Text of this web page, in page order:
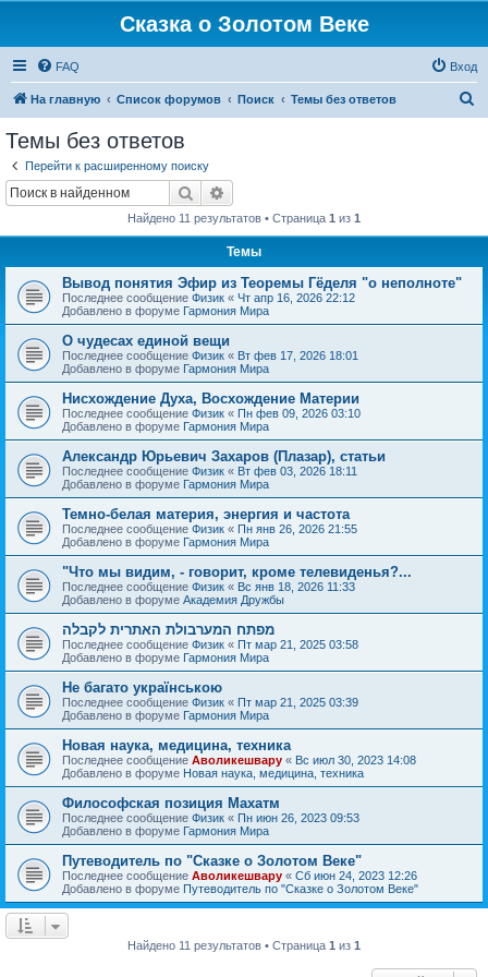
Сказка о Золотом Веке
FAQ Вход
На главную Список форумов Поиск Темы без ответов
Темы без ответов
Перейти к расширенному поиску
Поиск
Найдено 11 результатов • Страница 1 из 1
Темы
Вывод понятия Эфир из Теоремы Гёделя "о неполноте"
Последнее сообщение Физик « Чт апр 16, 2026 22:12
Добавлено в форуме Гармония Мира
О чудесах единой вещи
Последнее сообщение Физик « Вт фев 17, 2026 18:01
Добавлено в форуме Гармония Мира
Нисхождение Духа, Восхождение Материи
Последнее сообщение Физик « Пн фев 09, 2026 03:10
Добавлено в форуме Гармония Мира
Александр Юрьевич Захаров (Плазар), статьи
Последнее сообщение Физик « Вт фев 03, 2026 18:11
Добавлено в форуме Гармония Мира
Темно-белая материя, энергия и частота
Последнее сообщение Физик « Пн янв 26, 2026 21:55
Добавлено в форуме Гармония Мира
"Что мы видим, - говорит, кроме телевиденья?...
Последнее сообщение Физик « Вс янв 18, 2026 11:33
Добавлено в форуме Академия Дружбы
מפתח המערבולת האתרית לקבלה
Последнее сообщение Физик « Пт мар 21, 2025 03:58
Добавлено в форуме Гармония Мира
Не багато українською
Последнее сообщение Физик « Пт мар 21, 2025 03:39
Добавлено в форуме Гармония Мира
Новая наука, медицина, техника
Последнее сообщение Аволикешвару « Вс июл 30, 2023 14:08
Добавлено в форуме Новая наука, медицина, техника
Философская позиция Махатм
Последнее сообщение Физик « Пн июн 26, 2023 09:53
Добавлено в форуме Гармония Мира
Путеводитель по "Сказке о Золотом Веке"
Последнее сообщение Аволикешвару « Сб июн 24, 2023 12:26
Добавлено в форуме Путеводитель по "Сказке о Золотом Веке"
Найдено 11 результатов • Страница 1 из 1